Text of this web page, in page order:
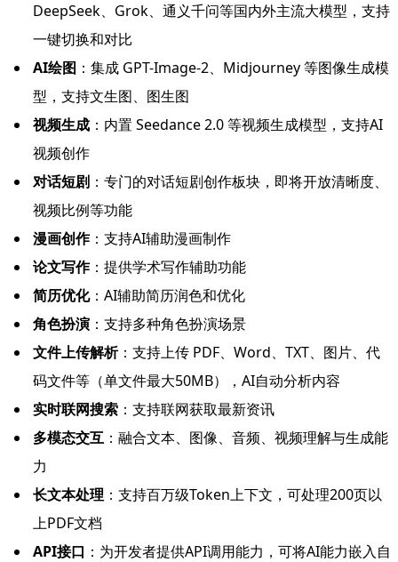
DeepSeek、Grok、通义千问等国内外主流大模型，支持
一键切换和对比
AI绘图 ：集成 GPT-Image-2、Midjourney 等图像生成模
型，支持文生图、图生图
视频生成：内置 Seedance 2.0 等视频生成模型，支持AI
视频创作
对话短剧：专门的对话短剧创作板块，即将开放清晰度、
视频比例等功能
漫画创作：支持AI辅助漫画制作
论文写作：提供学术写作辅助功能
简历优化：AI辅助简历润色和优化
角色扮演：支持多种角色扮演场景
文件上传解析：支持上传 PDF、Word、TXT、图片、代
码文件等（单文件最大50MB），AI自动分析内容
实时联网搜索：支持联网获取最新资讯
多模态交互：融合文本、图像、音频、视频理解与生成能
力
长文本处理 ：支持百万级Token上下文，可处理200页以
上PDF文档
API接口 ：为开发者提供API调用能力，可将AI能力嵌入自